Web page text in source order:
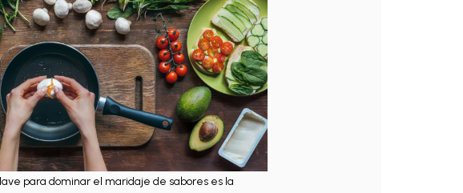
para dominar el maridaje de sabores es la